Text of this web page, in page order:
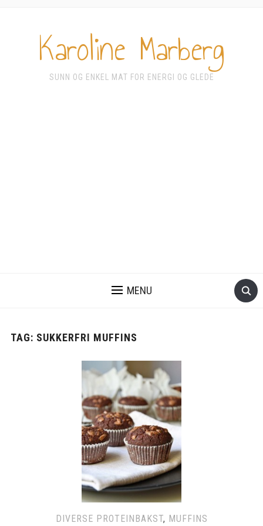
Karoline Marberg
SUNN OG ENKEL MAT FOR ENERGI OG GLEDE
MENU
TAG: SUKKERFRI MUFFINS
DIVERSE PROTEINBAKST, MUFFINS